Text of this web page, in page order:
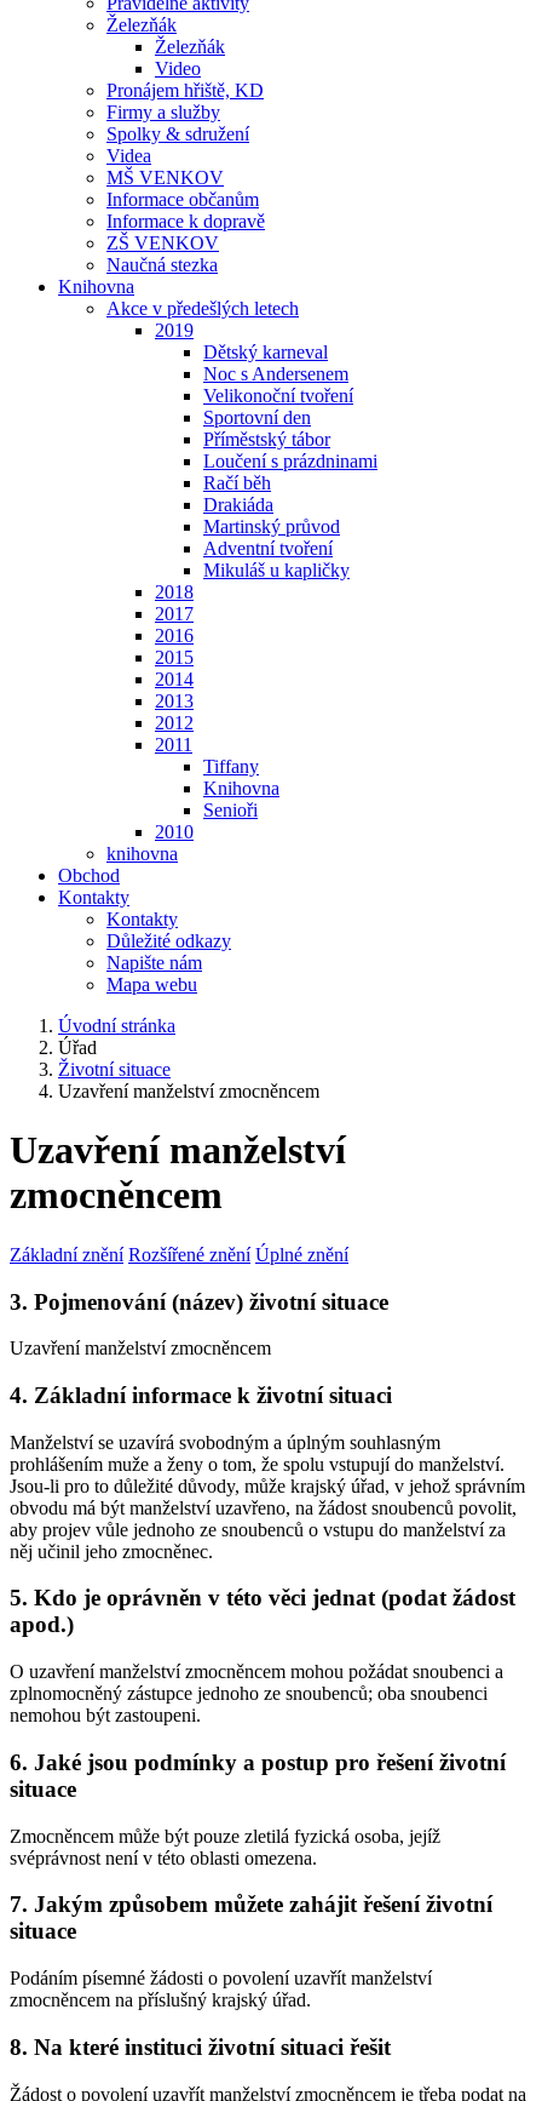
Železňák
Železňák
Video
Pronájem hřiště, KD
Firmy a služby
Spolky & sdružení
Videa
MŠ VENKOV
Informace občanům
Informace k dopravě
ZŠ VENKOV
Naučná stezka
Knihovna
Akce v předešlých letech
2019
Dětský karneval
Noc s Andersenem
Velikonoční tvoření
Sportovní den
Příměstský tábor
Loučení s prázdninami
Račí běh
Drakiáda
Martinský průvod
Adventní tvoření
Mikuláš u kapličky
2018
2017
2016
2015
2014
2013
2012
2011
Tiffany
Knihovna
Senioři
2010
knihovna
Obchod
Kontakty
Kontakty
Důležité odkazy
Napište nám
Mapa webu
Úvodní stránka
Úřad
Životní situace
Uzavření manželství zmocněncem
Uzavření manželství
zmocněncem
Základní znění Rozšířené znění Úplné znění
3. Pojmenování (název) životní situace
Uzavření manželství zmocněncem
4. Základní informace k životní situaci
Manželství se uzavírá svobodným a úplným souhlasným
prohlášením muže a ženy o tom, že spolu vstupují do manželství.
Jsou-li pro to důležité důvody, může krajský úřad, v jehož správním
obvodu má být manželství uzavřeno, na žádost snoubenců povolit,
aby projev vůle jednoho ze snoubenců o vstupu do manželství za
něj učinil jeho zmocněnec.
5. Kdo je oprávněn v této věci jednat (podat žádost
apod.)
O uzavření manželství zmocněncem mohou požádat snoubenci a
zplnomocněný zástupce jednoho ze snoubenců; oba snoubenci
nemohou být zastoupeni.
6. Jaké jsou podmínky a postup pro řešení životní
situace
Zmocněncem může být pouze zletilá fyzická osoba, jejíž
svéprávnost není v této oblasti omezena.
7. Jakým způsobem můžete zahájit řešení životní
situace
Podáním písemné žádosti o povolení uzavřít manželství
zmocněncem na příslušný krajský úřad.
8. Na které instituci životní situaci řešit
Žádost o povolení uzavřít manželství zmocněncem je třeba podat na